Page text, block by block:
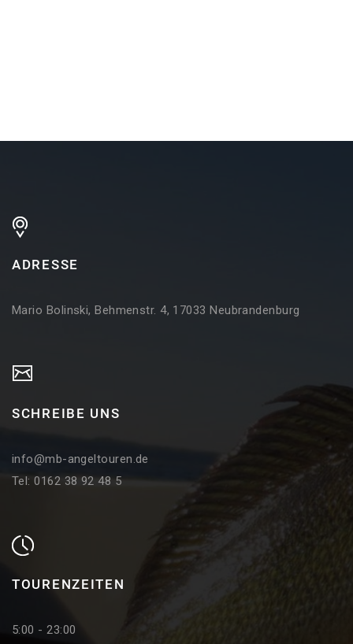
ADRESSE
Mario Bolinski, Behmenstr. 4, 17033 Neubrandenburg
SCHREIBE UNS
info@mb-angeltouren.de
Tel: 0162 38 92 48 5
TOURENZEITEN
5:00 - 23:00